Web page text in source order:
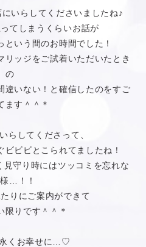
いらしてくださいましたね♪
てしまうくらいお話が
いう間のお時間でした！
リッジをご試着いただいたとき
の
違いない！と確信したのをすご
ます＾＾＊
らしてくださって、
ビビとこられてましたね！
守り時にはツッコミを忘れな
…！！
りにご案内ができて
限りです＾＾＊
くお幸せに…♡